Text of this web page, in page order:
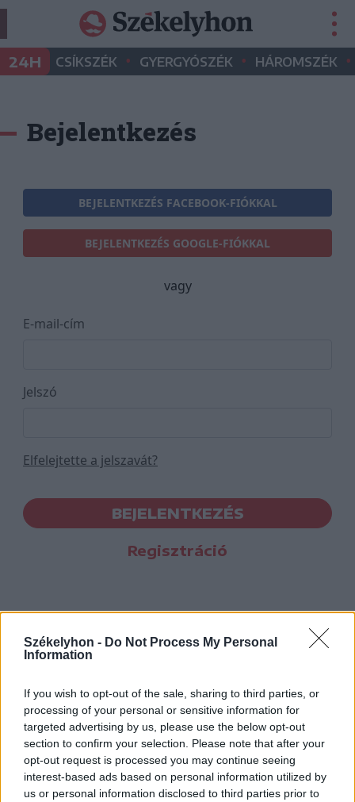
Székelyhon - Do Not Process My Personal
Information
If you wish to opt-out of the sale, sharing to third parties, or
processing of your personal or sensitive information for
targeted advertising by us, please use the below opt-out
section to confirm your selection. Please note that after your
opt-out request is processed you may continue seeing
interest-based ads based on personal information utilized by
us or personal information disclosed to third parties prior to
24H CSÍKSZÉK • GYERGYÓSZÉK • HÁROMSZÉK •
Bejelentkezés
BEJELENTKEZÉS FACEBOOK-FIÓKKAL
BEJELENTKEZÉS GOOGLE-FIÓKKAL
vagy
E-mail-cím
Jelszó
Elfelejtette a jelszavát?
BEJELENTKEZÉS
Regisztráció
Hasznos
Impresszum